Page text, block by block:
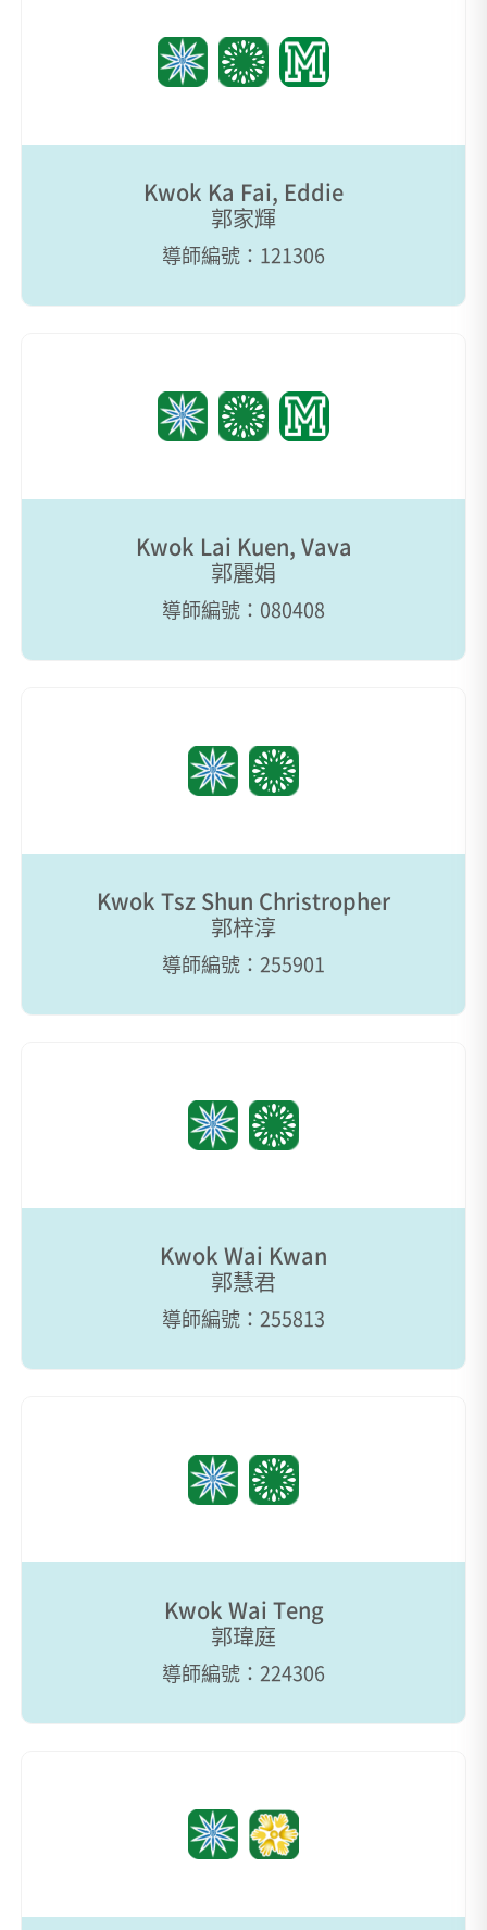
Kwok Ka Fai, Eddie
郭家輝
導師編號：121306
Kwok Lai Kuen, Vava
郭麗娟
導師編號：080408
Kwok Tsz Shun Christropher
郭梓淳
導師編號：255901
Kwok Wai Kwan
郭慧君
導師編號：255813
Kwok Wai Teng
郭瑋庭
導師編號：224306